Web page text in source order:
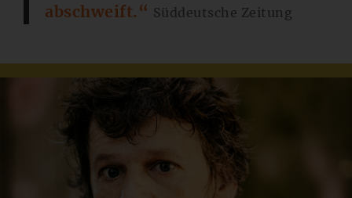
abschweift.“ Süddeutsche Zeitung